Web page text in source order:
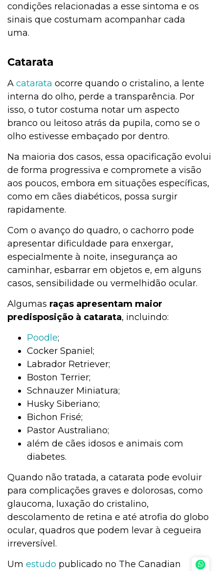
condições relacionadas a esse sintoma e os
sinais que costumam acompanhar cada
uma.
Catarata
A catarata ocorre quando o cristalino, a lente
interna do olho, perde a transparência. Por
isso, o tutor costuma notar um aspecto
branco ou leitoso atrás da pupila, como se o
olho estivesse embaçado por dentro.
Na maioria dos casos, essa opacificação evolui
de forma progressiva e compromete a visão
aos poucos, embora em situações específicas,
como em cães diabéticos, possa surgir
rapidamente.
Com o avanço do quadro, o cachorro pode
apresentar dificuldade para enxergar,
especialmente à noite, insegurança ao
caminhar, esbarrar em objetos e, em alguns
casos, sensibilidade ou vermelhidão ocular.
Algumas raças apresentam maior
predisposição à catarata, incluindo:
Poodle;
Cocker Spaniel;
Labrador Retriever;
Boston Terrier;
Schnauzer Miniatura;
Husky Siberiano;
Bichon Frisé;
Pastor Australiano;
além de cães idosos e animais com
diabetes.
Quando não tratada, a catarata pode evoluir
para complicações graves e dolorosas, como
glaucoma, luxação do cristalino,
descolamento de retina e até atrofia do globo
ocular, quadros que podem levar à cegueira
irreversível.
Um estudo publicado no The Canadian